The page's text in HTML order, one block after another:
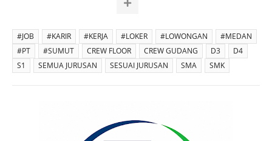
#JOB #KARIR #KERJA #LOKER #LOWONGAN
#MEDAN
#PT
#SUMUT CREW FLOOR CREW GUDANG D3
D4
S1
SEMUA JURUSAN SESUAI JURUSAN SMA SMK